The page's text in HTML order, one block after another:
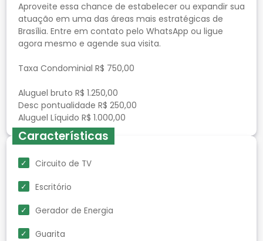
Aproveite essa chance de estabelecer ou expandir sua
atuação em uma das áreas mais estratégicas de
Brasília. Entre em contato pelo WhatsApp ou ligue
agora mesmo e agende sua visita.
Taxa Condominial R$ 750,00
Aluguel bruto R$ 1.250,00
Desc pontualidade R$ 250,00
Características
Circuito de TV
Escritório
Gerador de Energia
Guarita